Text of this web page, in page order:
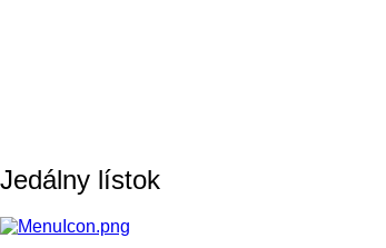
Jedálny lístok